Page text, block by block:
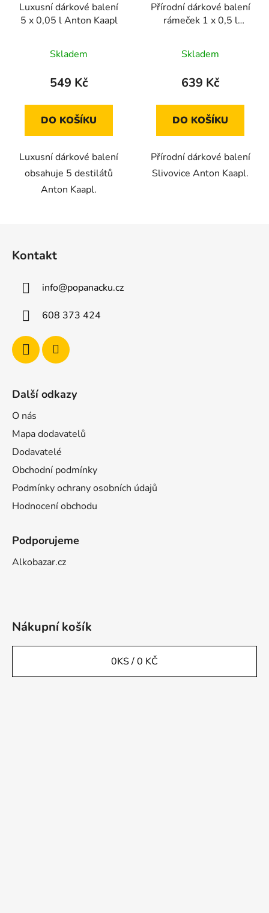
Luxusní dárkové balení
5 x 0,05 l Anton Kaapl
Skladem
549 Kč
DO KOŠÍKU
Luxusní dárkové balení
obsahuje 5 destilátů
Anton Kaapl.
Přírodní dárkové balení
rámeček 1 x 0,5 l
Skladem
639 Kč
DO KOŠÍKU
Přírodní dárkové balení
Slivovice Anton Kaapl.
Kontakt
info@popanacku.cz
608 373 424
Další odkazy
O nás
Mapa dodavatelů
Dodavatelé
Obchodní podmínky
Podmínky ochrany osobních údajů
Hodnocení obchodu
Podporujeme
Alkobazar.cz
Nákupní košík
0KS /0 KČ